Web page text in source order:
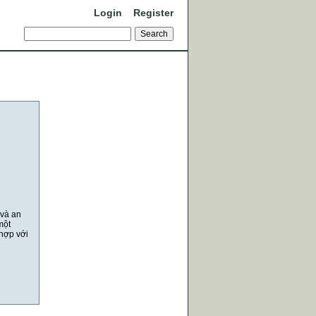
Login Register
an
với